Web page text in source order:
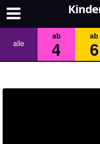
alle
ab
4
ab
6